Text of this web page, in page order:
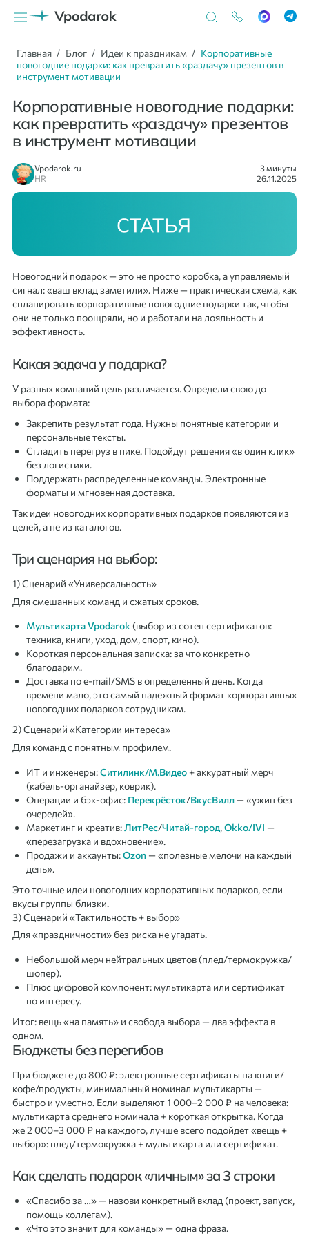
Главная Блог Идеи к праздникам
Корпоративные
новогодние подарки: как превратить «раздачу» презентов в
инструмент мотивации
Корпоративные новогодние подарки:
как превратить «раздачу» презентов
в инструмент мотивации
Vpodarok.ru
HR
3 минуты
26.11.2025
Новогодний подарок — это не просто коробка, а управляемый
сигнал: «ваш вклад заметили». Ниже — практическая схема, как
спланировать корпоративные новогодние подарки так, чтобы
они не только поощряли, но и работали на лояльность и
эффективность.
Какая задача у подарка?
У разных компаний цель различается. Определи свою до
выбора формата:
Закрепить результат года. Нужны понятные категории и
персональные тексты.
Сгладить перегруз в пике. Подойдут решения «в один клик»
без логистики.
Поддержать распределенные команды. Электронные
форматы и мгновенная доставка.
Так идеи новогодних корпоративных подарков появляются из
целей, а не из каталогов.
Три сценария на выбор:
1) Сценарий «Универсальность»
Для смешанных команд и сжатых сроков.
Мультикарта Vpodarok (выбор из сотен сертификатов:
техника, книги, уход, дом, спорт, кино).
Короткая персональная записка: за что конкретно
благодарим.
Доставка по e-mail/SMS в определенный день. Когда
времени мало, это самый надежный формат корпоративных
новогодних подарков сотрудникам.
2) Сценарий «Категории интереса»
Для команд с понятным профилем.
ИТ и инженеры:Ситилинк/М.Видео + аккуратный мерч
(кабель-органайзер, коврик).
Операции и бэк-офис: Перекрёсток/ВкусВилл — «ужин без
очередей».
Маркетинг и креатив:ЛитРес/Читай-город,Okko/IVI —
«перезагрузка и вдохновение».
Продажи и аккаунты:Ozon — «полезные мелочи на каждый
день».
Это точные идеи новогодних корпоративных подарков, если
вкусы группы близки.
3) Сценарий «Тактильность + выбор»
Для «праздничности» без риска не угадать.
Небольшой мерч нейтральных цветов (плед/термокружка/
шопер).
Плюс цифровой компонент: мультикарта или сертификат
по интересу.
Итог: вещь «на память» и свобода выбора — два эффекта в
одном.
Бюджеты без перегибов
При бюджете до 800 ₽: электронные сертификаты на книги/
кофе/продукты, минимальный номинал мультикарты —
быстро и уместно. Если выделяют 1 000–2 000 ₽ на человека:
мультикарта среднего номинала + короткая открытка. Когда
же 2 000–3 000 ₽ на каждого, лучше всего подойдет «вещь +
выбор»: плед/термокружка + мультикарта или сертификат.
Как сделать подарок «личным» за 3 строки
«Спасибо за …» — назови конкретный вклад (проект, запуск,
помощь коллегам).
«Что это значит для команды» — одна фраза.